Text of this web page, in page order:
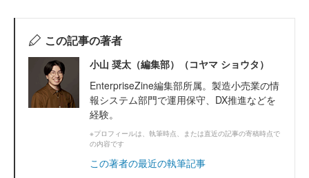
この記事の著者
小山 奨太（編集部）（コヤマ ショウタ）
EnterpriseZine編集部所属。製造小売業の情
報システム部門で運用保守、DX推進などを
経験。
※プロフィールは、執筆時点、または直近の記事の寄稿時点で
の内容です
この著者の最近の執筆記事